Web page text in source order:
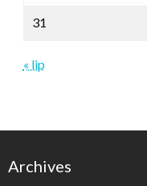
31
« lip
Archives